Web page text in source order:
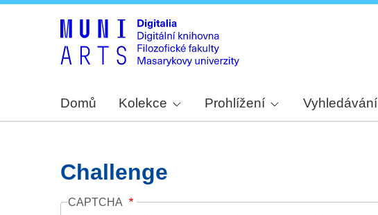
Domů Kolekce Prohlížení Vyhledávání
Challenge
CAPTCHA